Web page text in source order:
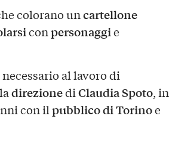
colorano uncartellone
conpersonaggie
al lavoro di
direzionediClaudia Spoto, in
con ilpubblico di Torinoe